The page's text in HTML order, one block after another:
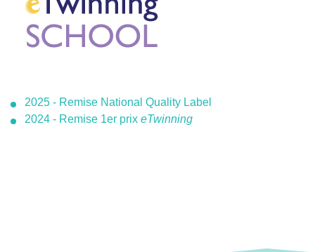
2025 - Remise National Quality Label
2024 - Remise 1er prix eTwinning